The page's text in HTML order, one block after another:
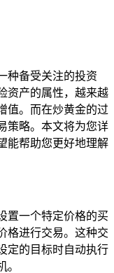
种备受关注的投资
资产的属性，越来越
值。而在炒黄金的过
策略。本文将为您详
能帮助您更好地理解
置一个特定价格的买
格进行交易。这种交
定的目标时自动执行
。